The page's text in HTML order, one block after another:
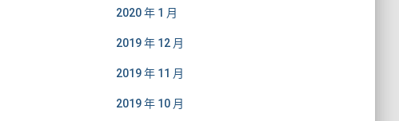
2020 年 1 月
2019 年 12 月
2019 年 11 月
2019 年 10 月